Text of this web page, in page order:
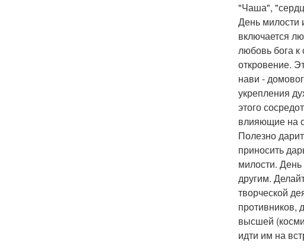
"Чаша",
День милости
включается
любовь бога
откровение.
нави -
укрепления
этого
влияющие на
Полезно
приносить
милости.
другим.
творческой
противников,
высшей
идти им на